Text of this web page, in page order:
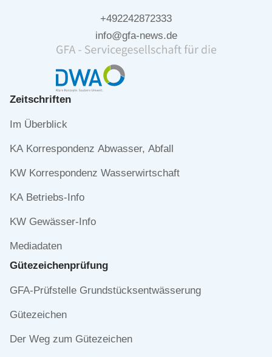
+492242872333
info@gfa-news.de
Zeitschriften
Navigation
Im Überblick
KA Korrespondenz Abwasser, Abfall
KW Korrespondenz Wasserwirtschaft
KA Betriebs-Info
KW Gewässer-Info
Mediadaten
Gütezeichen­prüfung
Navigation
GFA-Prüfstelle Grundstücksentwässerung
Gütezeichen
Der Weg zum Gütezeichen